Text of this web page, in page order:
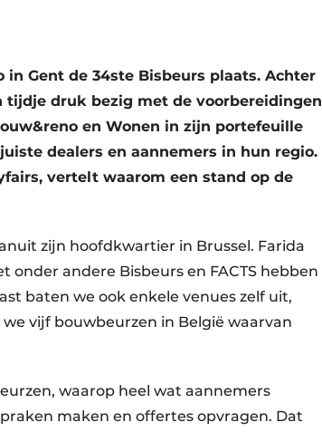
in Gent de 34ste Bisbeurs plaats. Achter
tijdje druk bezig met de voorbereidingen
en Wonen in zijn portefeuille
dealers en aannemers in hun regio.
vertelt waarom een stand op de
zijn hoofdkwartier in Brussel. Farida
onder andere Bisbeurs en FACTS hebben
baten we ook enkele venues zelf uit,
vijf bouwbeurzen in België waarvan
waarop heel wat aannemers
maken en offertes opvragen. Dat